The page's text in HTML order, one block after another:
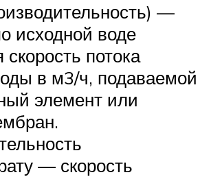
—
исходной воде
скорость потока
в м3/ч, подаваемой
элемент или
— скорость